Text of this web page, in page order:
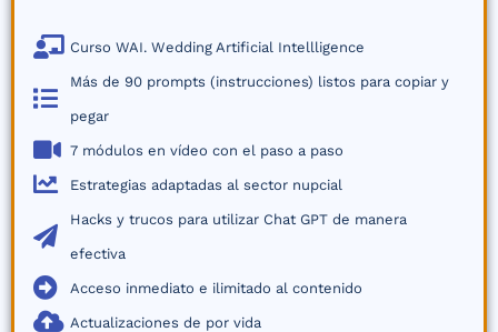
​Curso WAI. Wedding Artificial Intellligence
Más de 90 prompts (instrucciones) listos para copiar y
pegar
7 módulos en vídeo con el paso a paso
Estrategias adaptadas al sector nupcial
Hacks y trucos para utilizar Chat GPT de manera
efectiva
Acceso inmediato e ilimitado al contenido
​Actualizaciones de por vida